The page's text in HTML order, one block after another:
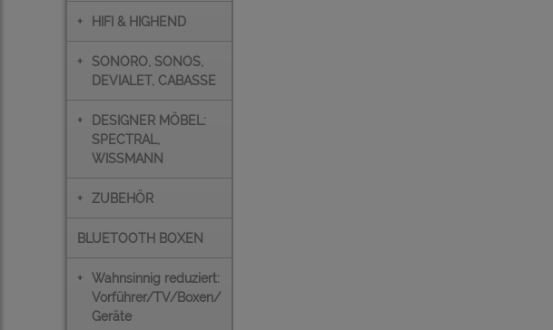
+ HIFI & HIGHEND
+
SONORO, SONOS,
DEVIALET, CABASSE
+
DESIGNER MÖBEL:
SPECTRAL,
WISSMANN
+ ZUBEHÖR
BLUETOOTH BOXEN
+ Wahnsinnig reduziert:
Vorführer/TV/Boxen/
Geräte